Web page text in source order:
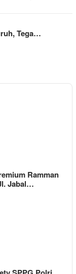
Tega…
Ramman
Jabal…